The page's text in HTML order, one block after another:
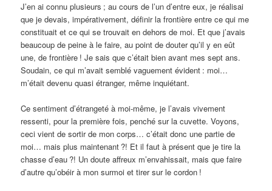
J’en ai connu plusieurs ; au cours de l’un d’entre eux, je réalisai
que je devais, impérativement, définir la frontière entre ce qui me
constituait et ce qui se trouvait en dehors de moi. Et que j’avais
beaucoup de peine à le faire, au point de douter qu’il y en eût
une, de frontière ! Je sais que c’était bien avant mes sept ans.
Soudain, ce qui m’avait semblé vaguement évident : moi…
m’était devenu quasi étranger, même inquiétant.
Ce sentiment d’étrangeté à moi-même, je l’avais vivement
ressenti, pour la première fois, penché sur la cuvette. Voyons,
ceci vient de sortir de mon corps… c’était donc une partie de
moi… mais plus maintenant ?! Et il faut à présent que je tire la
chasse d’eau ?! Un doute affreux m’envahissait, mais que faire
d’autre qu’obéir à mon surmoi et tirer sur le cordon !